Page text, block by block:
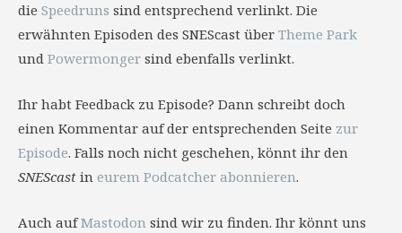
die Speedruns sind entsprechend verlinkt. Die
erwähnten Episoden des SNEScast über Theme Park
und Powermonger sind ebenfalls verlinkt.
Ihr habt Feedback zu Episode? Dann schreibt doch
einen Kommentar auf der entsprechenden Seite zur
Episode. Falls noch nicht geschehen, könnt ihr den
SNEScast in eurem Podcatcher abonnieren.
Auch aufMastodon sind wir zu finden. Ihr könnt uns